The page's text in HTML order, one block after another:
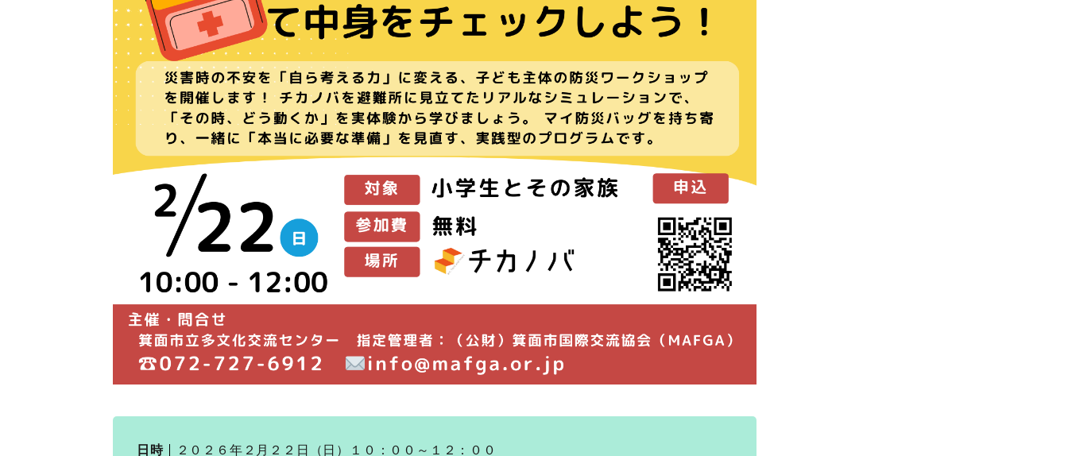
日時 ２０２６年２月２２日（日）１０：００～１２：００